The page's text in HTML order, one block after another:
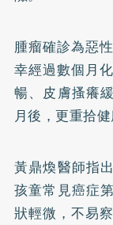
腫瘤確診為惡
幸經過數個月
暢、皮膚搔癢
月後，更重拾
黃鼎煥醫師指
孩童常見癌症
狀輕微，不易